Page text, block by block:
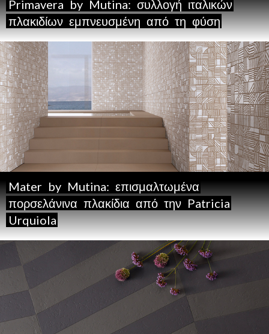
Primavera by Mutina: συλλογή ιταλικών
πλακιδίων εμπνευσμένη από τη φύση
Mater by Mutina: επισμαλτωμένα
πορσελάνινα πλακίδια από την Patricia
Urquiola